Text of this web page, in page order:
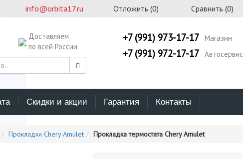
info@orbita17.ru Отложить (0) Сравнить (0)
Доставляем
по всей России
+7 (991) 973-17-17 Магазин
+7 (991) 972-17-17 Автосервис
Скидки и акции Гарантия Контакты
Прокладки Chery Amulet Прокладка термостата Chery Amulet